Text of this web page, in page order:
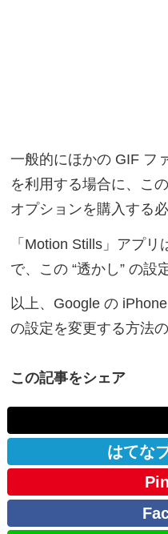
一般的にほかの GIF フ
を利用する場合に、こ
オプションを購入する
「Motion Stills」アプ
で、この “透かし” の設
以上、Google の
の設定を変更する方法
この記事をシェア
はてな